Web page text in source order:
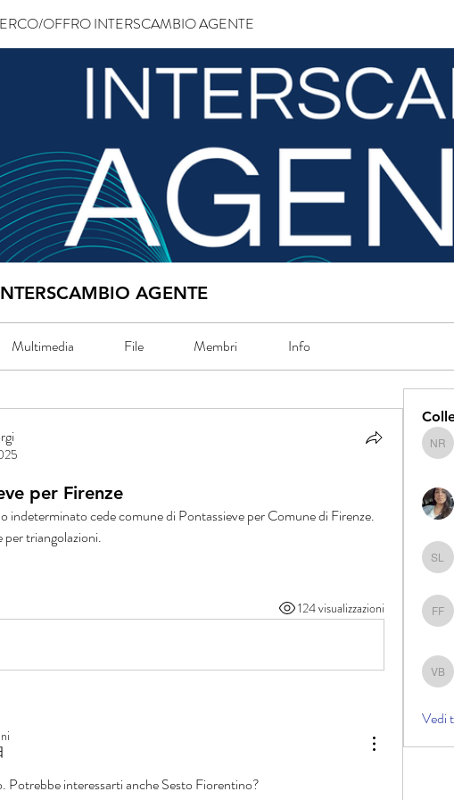
OFFRO INTERSCAMBIO AGENTE
AGENTE
Multimedia File Membri Info
per Firenze
indeterminato cede comune di Pontassieve per Comune di Firenze.
per triangolazioni.
124 visualizzazioni
Potrebbe interessarti anche Sesto Fiorentino?
Vedi